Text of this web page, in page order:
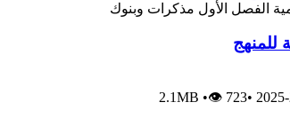
الفصل الأول مذكرات وبنوك
للمنهج
•
2.1MB •👁 723